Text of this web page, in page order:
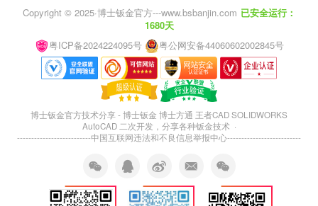
Copyright © 2025·博士钣金官方---www.bsbanjin.com 已安全运行：
1680天
粤ICP备2024224095号
粤公网安备44060602002845号
博士钣金官方技术分享 - 博士钣金 博士方通 王者CAD SOLIDWORKS
AutoCAD 二次开发，分享各种钣金技术 ·
--------------------------中国互联网违法和不良信息举报中心--------------------------